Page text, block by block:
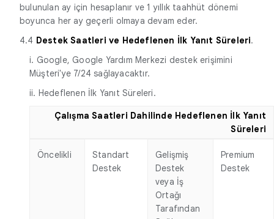
bulunulan ay için hesaplanır ve 1 yıllık taahhüt dönemi
boyunca her ay geçerli olmaya devam eder.
4.4 Destek Saatleri ve Hedeflenen İlk Yanıt Süreleri.
i. Google, Google Yardım Merkezi destek erişimini
Müşteri'ye 7/24 sağlayacaktır.
ii. Hedeflenen İlk Yanıt Süreleri.
Çalışma Saatleri Dahilinde Hedeflenen İlk Yanıt
Süreleri
Öncelikli
Standart
Destek
Gelişmiş
Destek
veya İş
Ortağı
Tarafından
Premium
Destek